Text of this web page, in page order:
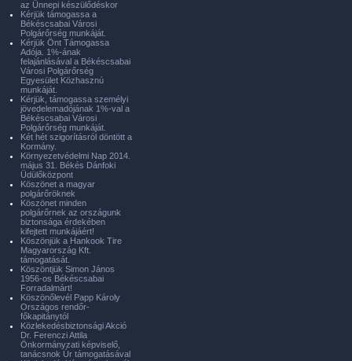
az Ünnepi készülődéskor
Kérjük támogassa a
Békéscsabai Városi
Polgárőrség munkáját.
Kérjük Önt Támogassa
Adója. 1%-ának
felajánlásával a Békéscsabai
Városi Polgárőrség
Egyesület Közhasznú
munkáját.
Kérjük, támogassa személyi
jövedelemadójának 1%-val a
Békéscsabai Városi
Polgárőrség munkáját.
Két hét szigorításról döntött a
Kormány.
Környezetvédelmi Nap 2014.
május 31. Békés Dánfoki
Üdülőközpont
Köszönet a magyar
polgárőröknek
Köszönet minden
polgárőrnek az országunk
biztonsága érdekében
kifejtett munkájáért!
Köszönjük a Hankook Tire
Magyarország Kft.
támogatását.
Köszöntjük Simon János
1956-os Békéscsabai
Forradalmárt!
Köszönőlevél Papp Károly
Országos rendőr-
főkapitánytól
Közlekedésbiztonsági Akció
Dr. Ferenczi Attila
Önkormányzati képviselő,
tanácsnok Úr támogatásával